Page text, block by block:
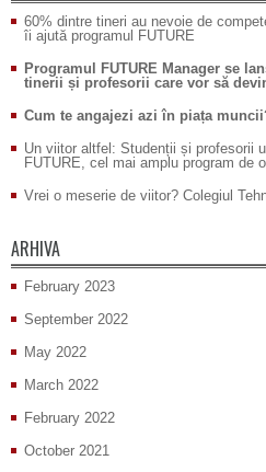
60% dintre tineri au nevoie de
îi ajută programul FUTURE
Programul FUTURE Manager se
tinerii și profesorii care vor să
Cum te angajezi azi în piața
Un viitor altfel: Studenții și profesorii
FUTURE, cel mai amplu program de
Vrei o meserie de viitor? Colegiul
ARHIVA
February 2023
September 2022
May 2022
March 2022
February 2022
October 2021